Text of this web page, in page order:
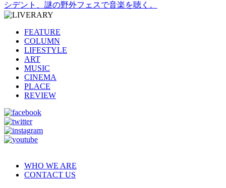
シデント、謎の野外フェスで音楽を聴く。
FEATURE
COLUMN
LIFESTYLE
ART
MUSIC
CINEMA
PLACE
REVIEW
WHO WE ARE
CONTACT US